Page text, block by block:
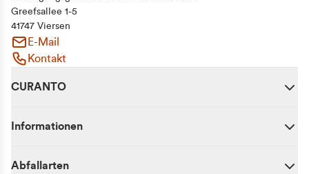
Greefsallee 1-5
41747 Viersen
E-Mail
Kontakt
CURANTO
Informationen
Abfallarten